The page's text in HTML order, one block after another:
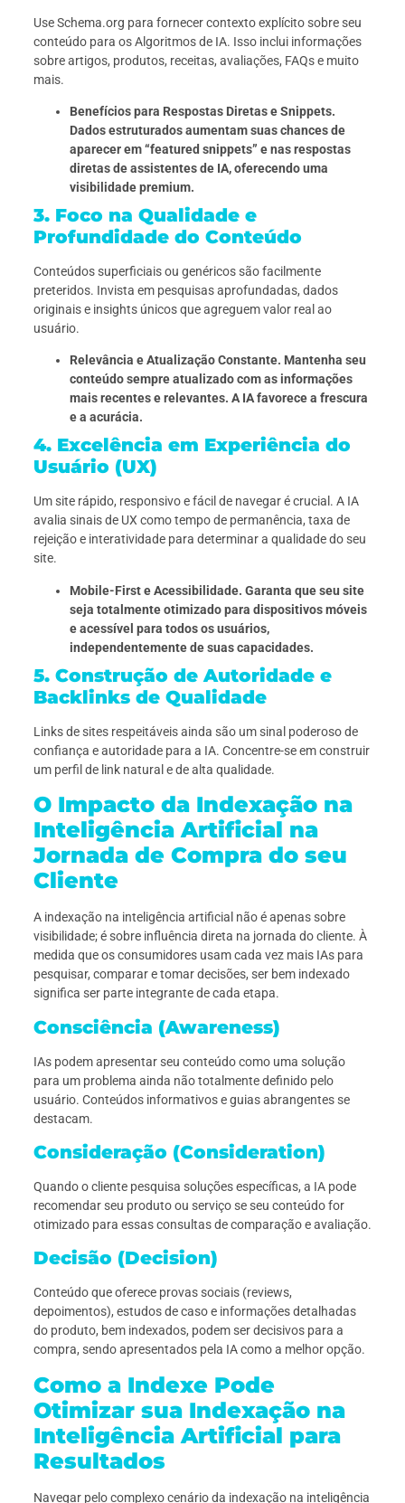
Use Schema.org para fornecer contexto explícito sobre seu
conteúdo para os Algoritmos de IA. Isso inclui informações
sobre artigos, produtos, receitas, avaliações, FAQs e muito
mais.
Benefícios para Respostas Diretas e Snippets.
Dados estruturados aumentam suas chances de
aparecer em “featured snippets” e nas respostas
diretas de assistentes de IA, oferecendo uma
visibilidade premium.
3. Foco na Qualidade e
Profundidade do Conteúdo
Conteúdos superficiais ou genéricos são facilmente
preteridos. Invista em pesquisas aprofundadas, dados
originais e insights únicos que agreguem valor real ao
usuário.
Relevância e Atualização Constante. Mantenha seu
conteúdo sempre atualizado com as informações
mais recentes e relevantes. A IA favorece a frescura
e a acurácia.
4. Excelência em Experiência do
Usuário (UX)
Um site rápido, responsivo e fácil de navegar é crucial. A IA
avalia sinais de UX como tempo de permanência, taxa de
rejeição e interatividade para determinar a qualidade do seu
site.
Mobile-First e Acessibilidade. Garanta que seu site
seja totalmente otimizado para dispositivos móveis
e acessível para todos os usuários,
independentemente de suas capacidades.
5. Construção de Autoridade e
Backlinks de Qualidade
Links de sites respeitáveis ainda são um sinal poderoso de
confiança e autoridade para a IA. Concentre-se em construir
um perfil de link natural e de alta qualidade.
O Impacto da Indexação na
Inteligência Artificial na
Jornada de Compra do seu
Cliente
A indexação na inteligência artificial não é apenas sobre
visibilidade; é sobre influência direta na jornada do cliente. À
medida que os consumidores usam cada vez mais IAs para
pesquisar, comparar e tomar decisões, ser bem indexado
significa ser parte integrante de cada etapa.
Consciência (Awareness)
IAs podem apresentar seu conteúdo como uma solução
para um problema ainda não totalmente definido pelo
usuário. Conteúdos informativos e guias abrangentes se
destacam.
Consideração (Consideration)
Quando o cliente pesquisa soluções específicas, a IA pode
recomendar seu produto ou serviço se seu conteúdo for
otimizado para essas consultas de comparação e avaliação.
Decisão (Decision)
Conteúdo que oferece provas sociais (reviews,
depoimentos), estudos de caso e informações detalhadas
do produto, bem indexados, podem ser decisivos para a
compra, sendo apresentados pela IA como a melhor opção.
Como a Indexe Pode
Otimizar sua Indexação na
Inteligência Artificial para
Resultados
Navegar pelo complexo cenário da indexação na inteligência